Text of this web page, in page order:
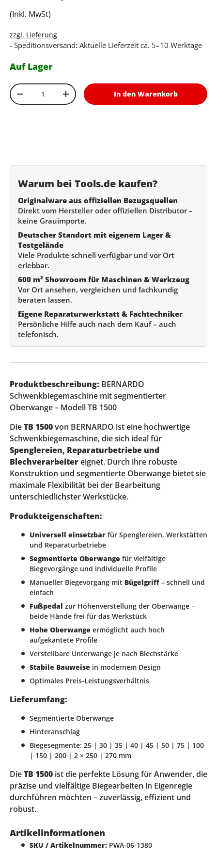
(Inkl. MwSt)
zzgl. Lieferung
- Speditionsversand: Aktuelle Lieferzeit ca. 5–10 Werktage
Auf Lager
Anzahl
Menge verringernMenge erhöhenIn den Warenkorb
Warum bei Tools.de kaufen?
Originalware aus offiziellen Bezugsquellen
Direkt vom Hersteller oder offiziellen Distributor –
keine Grauimporte.
Deutscher Standort mit eigenem Lager &
Testgelände
Viele Produkte schnell verfügbar und vor Ort
erlebbar.
600 m² Showroom für Maschinen & Werkzeug
Vor Ort ansehen, vergleichen und fachkundig
beraten lassen.
Eigene Reparaturwerkstatt & Fachtechniker
Persönliche Hilfe auch nach dem Kauf – auch
telefonisch.
Produktbeschreibung: BERNARDO
Schwenkbiegemaschine mit segmentierter
Oberwange – Modell TB 1500
DieTB 1500von BERNARDO ist eine hochwertige
Schwenkbiegemaschine, die sich ideal für
Spenglereien, Reparaturbetriebe und
Blechverarbeitereignet. Durch ihre robuste
Konstruktion und segmentierte Oberwange bietet sie
maximale Flexibilität bei der Bearbeitung
unterschiedlichster Werkstücke.
Produkteigenschaften:
Universell einsetzbar für Spenglereien, Werkstätten
und Reparaturbetriebe
Segmentierte Oberwange für vielfältige
Biegevorgänge und individuelle Profile
Manueller Biegevorgang mit Bügelgriff – schnell und
einfach
Fußpedal zur Höhenverstellung der Oberwange –
beide Hände frei für das Werkstück
Hohe Oberwange ermöglicht auch hoch
aufgekantete Profile
Verstellbare Unterwange je nach Blechstärke
Stabile Bauweise in modernem Design
Optimales Preis-Leistungsverhältnis
Lieferumfang:
Segmentierte Oberwange
Hinteranschlag
Biegesegmente: 25 | 30 | 35 | 40 | 45 | 50 | 75 | 100
| 150 | 200 | 2 × 250 | 270 mm
DieTB 1500 ist die perfekte Lösung für Anwender, die
präzise und vielfältige Biegearbeiten in Eigenregie
durchführen möchten – zuverlässig, effizient und
robust.
Artikelinformationen
SKU / Artikelnummer: PWA-06-1380